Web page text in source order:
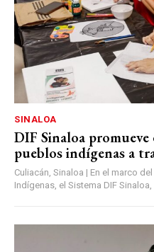
SINALOA
DIF Sinaloa
pueblos indígenas a
Culiacán, Sinaloa | En el marco
Indígenas, el Sistema DIF Sinaloa,